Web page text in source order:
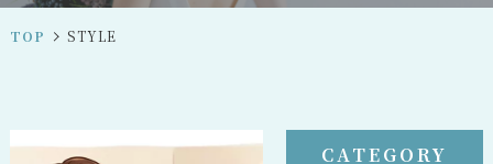
TOP STYLE
CATEGORY